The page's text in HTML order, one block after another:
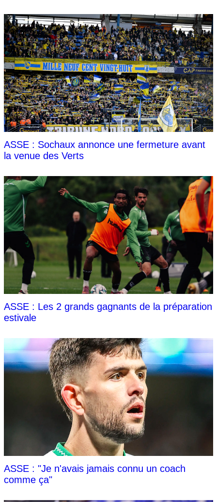
ASSE : Sochaux annonce une fermeture avant
la venue des Verts
ASSE : Les 2 grands gagnants de la préparation
estivale
ASSE : "Je n'avais jamais connu un coach
comme ça"